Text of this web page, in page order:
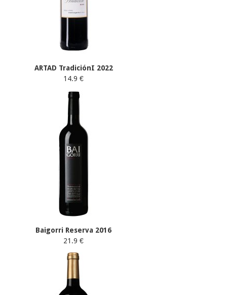
ARTAD TradiciónI 2022
14.9 €
Baigorri Reserva 2016
21.9 €